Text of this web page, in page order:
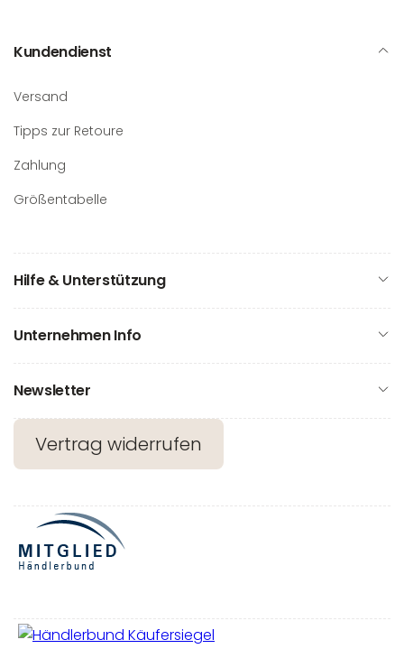
Kundendienst
Versand
Tipps zur Retoure
Zahlung
Größentabelle
Hilfe & Unterstützung
Unternehmen Info
Newsletter
Vertrag widerrufen